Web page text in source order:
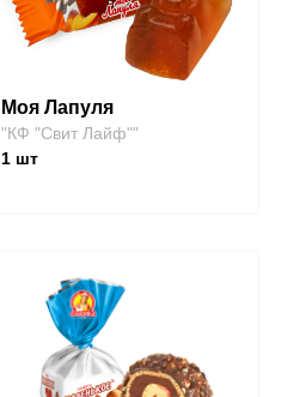
Моя Лапуля
"КФ "Свит Лайф""
1шт